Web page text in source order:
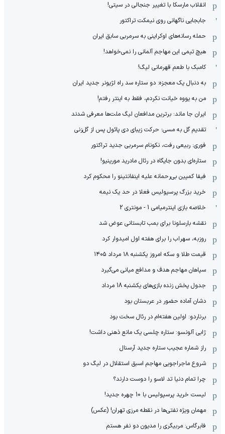
انقلاب مارسکا با تغییر جنجالی در سیتی!
جابجایی ناگهانی روی نیمکت تراکتور
حمله رسانه‌های اوکراینی به سرمربی سابق ایران
هیچ‌ تیمی این مهاجم آلمانی را نمی‌خواهد!
کامبک با طعم قهرمانی لیگ!
به دنبال یک معجزه: دو ستاره سد راه لژیونر جدید ایران
من به یووه خیانت نکردم، فقط به اینتر رفتم!
ایران جا ماند: برترین مدافعان لیگ ملت‌ها معرفی شدند
تقدیم گل به مسی؛ حرکت زیبای دی پائول پس از گل‌زنی
فوری: ربیعی رفت، نکونام سرمربی جدید تراکتور
ستاره‌ای بدون جایگاه در رئال مادرید مورینیو!
فیفا کمپین بی‌رحمانه علیه اینفانتینو را محکوم کرد
خرید بزرگ پرسپولیس فعلا در حد یک نیمه
خلاصه بازی اینترمیامی 1 - مونتری 2
نقشه بارسلونا برای بمب تابستانی عوض شد
روزبه، سهراب را برای هفته اول امیدوار کرد
قیمت طلا و سکه امروز یکشنبه ۱۸ مرداد ۱۴۰۵
سپاهان مهاجم هدف و مدافع میانی می‌گیرد
جدول پخش زنده بازی‌های یکشنبه 18 مرداد
دشان آماده حضور در عربستان بود
برناردو: اولین هفته‌ام در رئال سخت بود
ژابی آلونسو: ستاره چلسی یک مانع ذهنی داشت!
راز شماره عجیب ستاره جدید آرسنال
شروع ماجراجویی مهاجم اسبق استقلال در لیگ دو
چرا تمام دنیا تد لاسو را دوست دارند؟
لیست خرید پرسپولیس با 10 چهره جدید!
مهمان‌ ویژه نفتی‌ها در نقطه مرزی تهران! (عکس)
فابرگاس: مربیگری را مدیون دو نفر هستم